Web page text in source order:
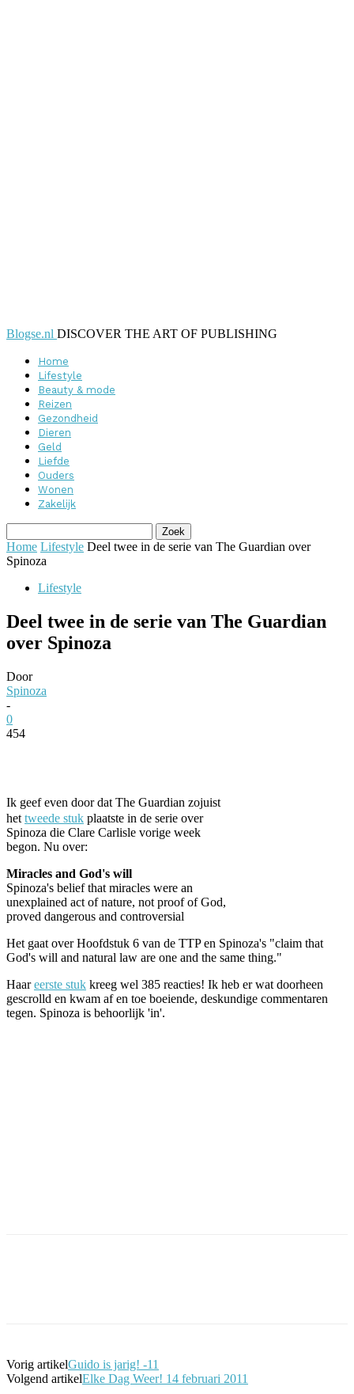
Blogse.nl DISCOVER THE ART OF PUBLISHING
Home
Lifestyle
Beauty & mode
Reizen
Gezondheid
Dieren
Geld
Liefde
Ouders
Wonen
Zakelijk
Home Lifestyle Deel twee in de serie van The Guardian over
Spinoza
Lifestyle
Deel twee in de serie van The Guardian
over Spinoza
Door
Spinoza
-
0
454
Ik geef even door dat The Guardian zojuist
het tweede stuk plaatste in de serie over
Spinoza die Clare Carlisle vorige week
begon. Nu over:
Miracles and God's will
Spinoza's belief that miracles were an
unexplained act of nature, not proof of God,
proved dangerous and controversial
Het gaat over Hoofdstuk 6 van de TTP en Spinoza's "claim that
God's will and natural law are one and the same thing."
Haareerste stuk kreeg wel 385 reacties! Ik heb er wat doorheen
gescrolld en kwam af en toe boeiende, deskundige commentaren
tegen. Spinoza is behoorlijk 'in'.
Vorig artikelGuido is jarig! -11
Volgend artikelElke Dag Weer! 14 februari 2011